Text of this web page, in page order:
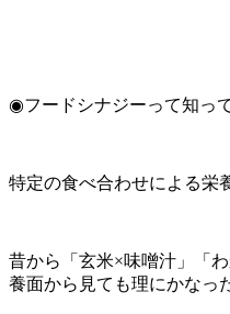
◉フードシナジーって知っ
特定の食べ合わせによる栄
昔から「玄米×味噌汁」「
養面から見ても理にかなっ